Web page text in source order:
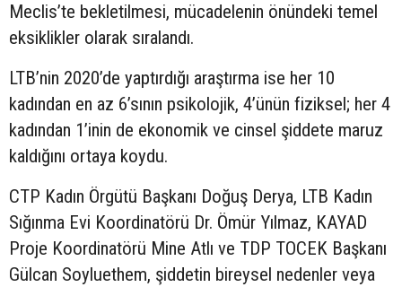
Meclis’te bekletilmesi, mücadelenin önündeki temel
eksiklikler olarak sıralandı.
LTB’nin 2020’de yaptırdığı araştırma ise her 10
kadından en az 6’sının psikolojik, 4’ünün fiziksel; her 4
kadından 1’inin de ekonomik ve cinsel şiddete maruz
kaldığını ortaya koydu.
CTP Kadın Örgütü Başkanı Doğuş Derya, LTB Kadın
Sığınma Evi Koordinatörü Dr. Ömür Yılmaz, KAYAD
Proje Koordinatörü Mine Atlı ve TDP TOCEK Başkanı
Gülcan Soyluethem, şiddetin bireysel nedenler veya